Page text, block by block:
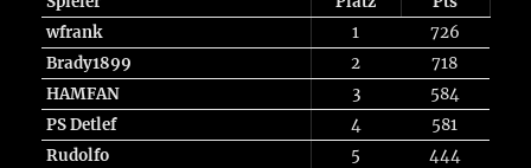
wfrank
1
726
Brady1899
2
718
HAMFAN
3
584
PS Detlef
4
581
Rudolfo
5
444